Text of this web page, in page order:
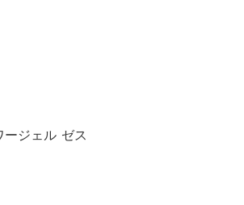
ジェル ゼス